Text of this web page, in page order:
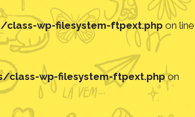
wp-filesystem-ftpext.php on line
wp-filesystem-ftpext.phpon